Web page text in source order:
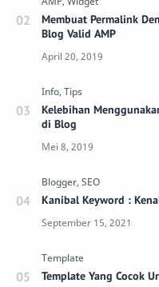
Membuat Permalink
Blog Valid AMP
Kelebihan
di Blog
Kanibal Keyword :
Template Yang Cocok